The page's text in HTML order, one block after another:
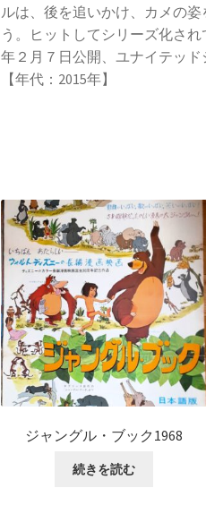
ルは、後を追いかけ、カメの
う。ヒットしてシリーズ化さ
年２月７日公開、ユナイテッド
【年代：2015年】
ジャングル・ブック1968
続きを読む